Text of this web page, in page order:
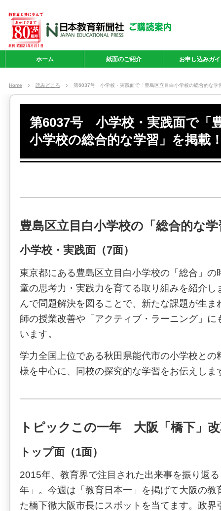
ホーム 紙面のご紹介 お申し込みガ
Home 読みどころ 第6037号 小学校・実践面で「豊島区立目白小学校の総合的な学
第6037号 小学校・実践面で「
小学校の総合的な学習」を掲載
豊島区立目白小学校の「総合的な学
小学校・実践面（7面）
東京都にある豊島区立目白小学校の「総合」の
童の思考力・実践力を育てる取り組みを紹介し
んで問題解決を図ることで、新たな課題が生ま
師の授業改善や「アクティブ・ラーニング」に
います。
学力全国上位である秋田県能代市の小学校との
様を中心に、同校の探究的な学習をお伝えしま
トピックこの一年 大阪「橋下」
トップ面（1面）
2015年、教育界で注目された出来事を振り返
年」。今週は「教育日本一」を掲げて大阪の教
た橋下徹大阪市長にスポットを当てます。政界